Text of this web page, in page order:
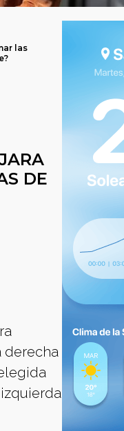
las
DE
derecha